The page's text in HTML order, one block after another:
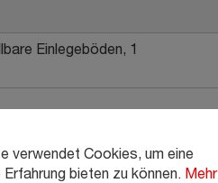
Einlegeböden, 1
verwendet Cookies, um eine
bieten zu können. Mehr